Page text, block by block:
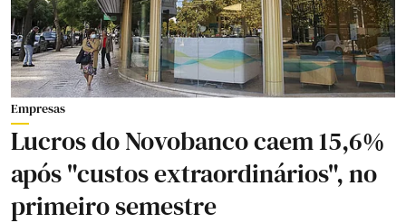
Empresas
Lucros do Novobanco caem 15,6%
após "custos extraordinários", no
primeiro semestre